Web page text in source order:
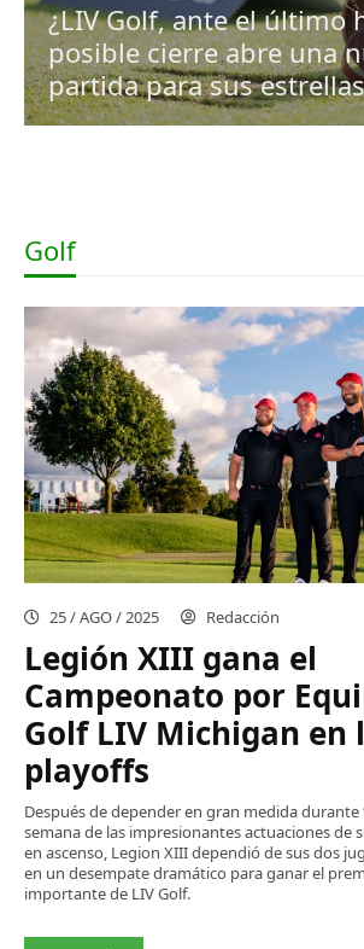
¿LIV Golf, ante el último
posible cierre abre una
partida para sus estrellas
Golf
25 / AGO / 2025 Redacción
Legión XIII gana el
Campeonato por
Golf LIV Michigan en
playoffs
Después de depender en gran medida
semana de las impresionantes actuaciones de
en ascenso, Legion XIII dependió de sus dos
en un desempate dramático para ganar el
importante de LIV Golf.